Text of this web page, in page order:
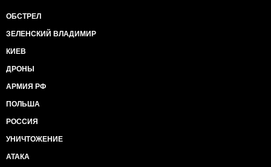
ОБСТРЕЛ
ЗЕЛЕНСКИЙ ВЛАДИМИР
КИЕВ
ДРОНЫ
АРМИЯ РФ
ПОЛЬША
РОССИЯ
УНИЧТОЖЕНИЕ
АТАКА